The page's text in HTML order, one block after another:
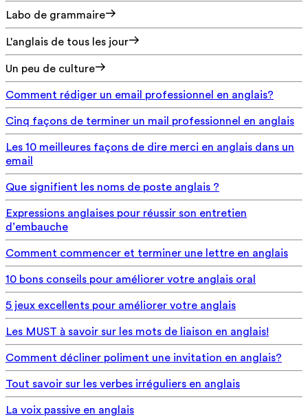
Labo de grammaire
L'anglais de tous les jour
Un peu de culture
Comment rédiger un email professionnel en anglais?
Cinq façons de terminer un mail professionnel en anglais
Les 10 meilleures façons de dire merci en anglais dans un
email
Que signifient les noms de poste anglais ?
Expressions anglaises pour réussir son entretien
d’embauche
Comment commencer et terminer une lettre en anglais
10 bons conseils pour améliorer votre anglais oral
5 jeux excellents pour améliorer votre anglais
Les MUST à savoir sur les mots de liaison en anglais!
Comment décliner poliment une invitation en anglais?
Tout savoir sur les verbes irréguliers en anglais
La voix passive en anglais